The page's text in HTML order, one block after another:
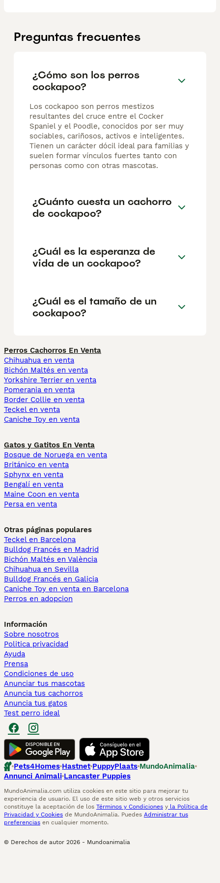
Preguntas frecuentes
¿Cómo son los perros
cockapoo?
Los cockapoo son perros mestizos
resultantes del cruce entre el Cocker
Spaniel y el Poodle, conocidos por ser muy
sociables, cariñosos, activos e inteligentes.
Tienen un carácter dócil ideal para familias y
suelen formar vínculos fuertes tanto con
personas como con otras mascotas.
¿Cuánto cuesta un cachorro
de cockapoo?
¿Cuál es la esperanza de
vida de un cockapoo?
¿Cuál es el tamaño de un
cockapoo?
Perros Cachorros En Venta
Chihuahua en venta
Bichón Maltés en venta
Yorkshire Terrier en venta
Pomerania en venta
Border Collie en venta
Teckel en venta
Caniche Toy en venta
Gatos y Gatitos En Venta
Bosque de Noruega en venta
Británico en venta
Sphynx en venta
Bengalí en venta
Maine Coon en venta
Persa en venta
Otras páginas populares
Teckel en Barcelona
Bulldog Francés en Madrid
Bichón Maltés en València
Chihuahua en Sevilla
Bulldog Francés en Galicia
Caniche Toy en venta en Barcelona
Perros en adopcion
Información
Sobre nosotros
Politica privacidad
Ayuda
Prensa
Condiciones de uso
Anunciar tus mascotas
Anuncia tus cachorros
Anuncia tus gatos
Test perro ideal
Pets4Homes Hastnet PuppyPlaats MundoAnimalia
Annunci Animali Lancaster Puppies
MundoAnimalia.com utiliza cookies en este sitio para mejorar tu
experiencia de usuario. El uso de este sitio web y otros servicios
constituye la aceptación de los Términos y Condiciones y la Política de
Privacidad y Cookies de MundoAnimalia. Puedes Administrar tus
preferencias en cualquier momento.
© Derechos de autor 2026 - Mundoanimalia